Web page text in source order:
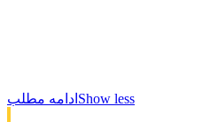
ادامه مطلب Show less